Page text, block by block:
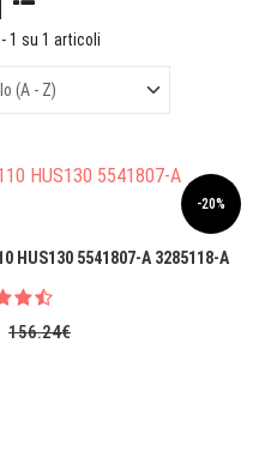
1 su 1 articoli
-20%
HUS130 5541807-A 3285118-A
156.24€